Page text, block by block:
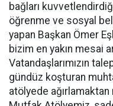
bağları
öğrenme ve sosyal
yapan Başkan Ömer
bizim en yakın mesai
Vatandaşlarımızın
gündüz koşturan
atölyede